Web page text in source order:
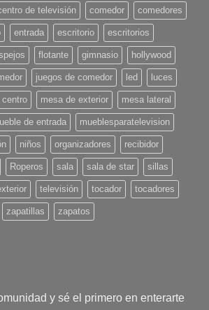
de televisión comedor comedores
entrada escritorio escritorios
flotante gimnasio hollywood
juegos de comedor led luces
centro mesa de exterior mesa lateral
de entrada mueblesparatelevision
niños organizadores recibidor
Roperos sala sala de star sillas
televisión tocador tocadores
zapatillas zapatos
y sé el primero en enterarte